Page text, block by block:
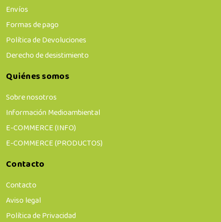
Envíos
Formas de pago
Política de Devoluciones
Derecho de desistimiento
Quiénes somos
Sobre nosotros
Información Medioambiental
E-COMMERCE (INFO)
E-COMMERCE (PRODUCTOS)
Contacto
Contacto
Aviso legal
Política de Privacidad